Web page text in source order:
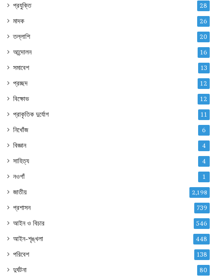
প্রযুক্তি 28
মাদক 26
তল্লাশি 20
আন্দোলন 16
সমাবেশ 13
প্রচ্ছদ 12
বিক্ষোভ 12
প্রাকৃতিক দুর্যোগ 11
নিখোঁজ 6
বিজ্ঞান 4
সাহিত্য 4
নওগাঁ 1
জাতীয় 2,198
প্রশাসন 739
আইন ও বিচার 546
আইন-শৃঙ্খলা 448
পরিবেশ 138
দুর্ঘটনা 80